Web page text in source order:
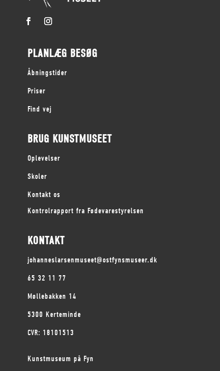
PLANLÆG BESØG
Åbningstider
Priser
Find vej
BRUG KUNSTMUSEET
Oplevelser
Skoler
Kontakt os
Kontrolrapport fra Fødevarestyrelsen
KONTAKT
johanneslarsenmuseet@ostfynsmuseer.dk
65 32 11 77
Møllebakken 14
5300 Kerteminde
CVR: 18101513
Kunstmuseum på Fyn